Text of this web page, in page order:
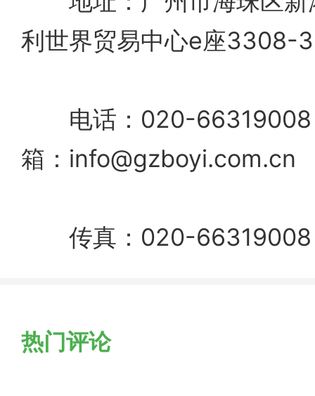
利世界贸易中心e座
电话：020-
箱： info@gzboyi.com.cn
传真：020-66319008
热门评论